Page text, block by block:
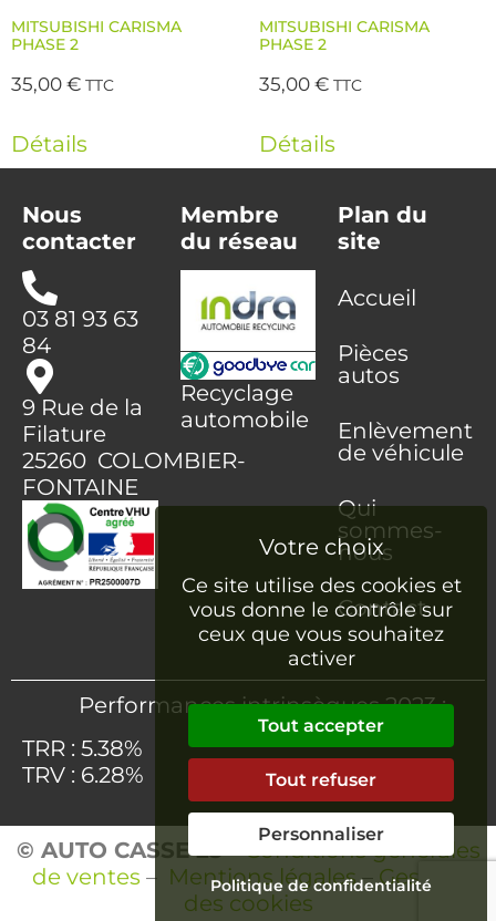
MITSUBISHI CARISMA
PHASE 2
35,00€ TTC
Détails
MITSUBISHI CARISMA
PHASE 2
35,00€ TTC
Détails
Nous
contacter
03 81 93 63
84
9 Rue de la
Filature
25260 COLOMBIER-
FONTAINE
Membre
du réseau
Recyclage
automobile
Plan du
site
Accueil
Pièces
autos
Enlèvement
de véhicule
Qui
sommes-
nous
Contact
Performances intrinsèques 2023 :
TRR : 5.38%
TRV : 6.28%
© AUTO CASSE 25–Conditions générales
de ventes – Mentions légales–Gestion
des cookies
Ce site utilise des cookies et
vous donne le contrôle sur
ceux que vous souhaitez
activer
Tout accepter
Tout refuser
Personnaliser
Politique de confidentialité